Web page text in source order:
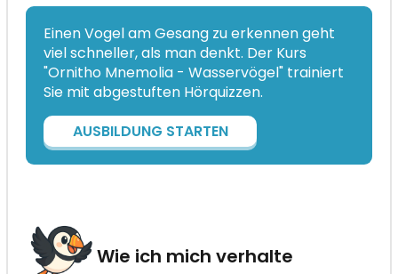
Einen Vogel am Gesang zu erkennen geht
viel schneller, als man denkt. Der Kurs
"Ornitho Mnemolia - Wasservögel" trainiert
Sie mit abgestuften Hörquizzen.
AUSBILDUNG STARTEN
Wie ich mich verhalte